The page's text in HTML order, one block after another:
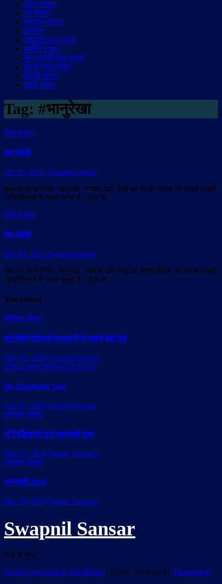
सेहत संसार
घर संसार
सनातन संसार
इस्लाम
ख़ालसा पन्थ संसार
मसीही संसार
जैन-पारसी-बौद्ध संसार
रैदास पन्थ संसार
सिन्धी संसार
सूफी संसार
Tag: #भानुरेखा
सिने संसार
एक पहेली
Oct 10, 2024 Swapnil Sansar
मुबारक साल गिरह- भानुरेखा गणेशन उर्फ रेखा को हिन्दी फिल्म की सबसे अच्छी
अभिनेत्रियों में माना जाता है। वैसे तो…
सिने संसार
एक पहेली
Oct 10, 2023 Swapnil Sansar
मुबारक साल गिरह- भानुरेखा गणेशन उर्फ रेखा को हिन्दी फिल्म की सबसे अच्छी
अभिनेत्रियों में माना जाता है। वैसे तो…
You missed
मीडिया संसार
याद किये एशियाई पत्रकारों के सबसे बड़े नेता
May 12, 2026 Sansar Swapnil
ENGLISH NEWS SANSAR
Sir Alexander Izat
Apr 27, 2026 Swapnil Sansar
सनातन संसार
माँ सिद्धिदात्री दुर्गा महानवमी पूजा
Mar 27, 2026 Sansar Swapnil
सनातन संसार
रामनवमी-2026
Mar 26, 2026 Sansar Swapnil
Swapnil Sansar
भीड़ से जुदा
Proudly powered by WordPress | Theme: Newsup by Themeansar.